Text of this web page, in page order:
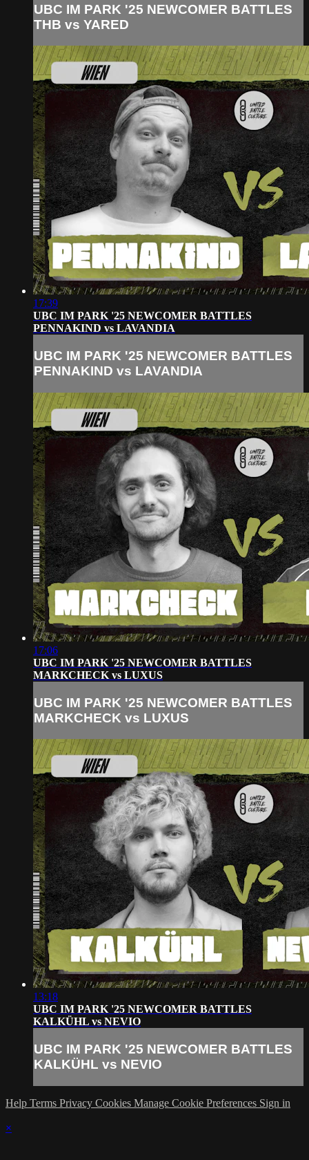
UBC IM PARK '25 NEWCOMER BATTLES
THB vs YARED
17:39
UBC IM PARK '25 NEWCOMER BATTLES
PENNAKIND vs LAVANDIA
UBC IM PARK '25 NEWCOMER BATTLES
PENNAKIND vs LAVANDIA
17:06
UBC IM PARK '25 NEWCOMER BATTLES
MARKCHECK vs LUXUS
UBC IM PARK '25 NEWCOMER BATTLES
MARKCHECK vs LUXUS
13:18
UBC IM PARK '25 NEWCOMER BATTLES
KALKÜHL vs NEVIO
UBC IM PARK '25 NEWCOMER BATTLES
KALKÜHL vs NEVIO
Help Terms Privacy Cookies Manage Cookie Preferences Sign in
×